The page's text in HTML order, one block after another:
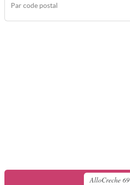
Par code postal
AlloCreche 69